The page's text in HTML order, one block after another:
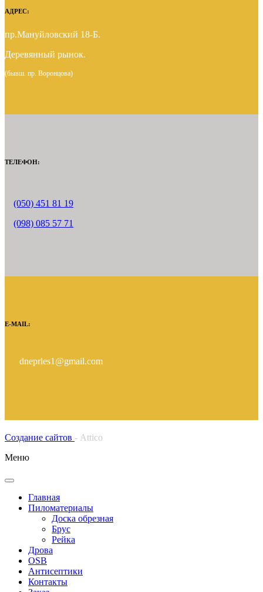
АДРЕС:
пр.Мануйловский 18-Б.
Деревянный рынок.
(бывш. пр. Воронцова)
ТЕЛЕФОН:
(050) 451 81 19
(098) 085 57 71
E-MAIL:
dneprles1@gmail.com
Создание сайтов - Attico
Меню
Главная
Пиломатериалы
Доска обрезная
Брус
Рейка
Дрова
OSB
Антисептики
Контакты